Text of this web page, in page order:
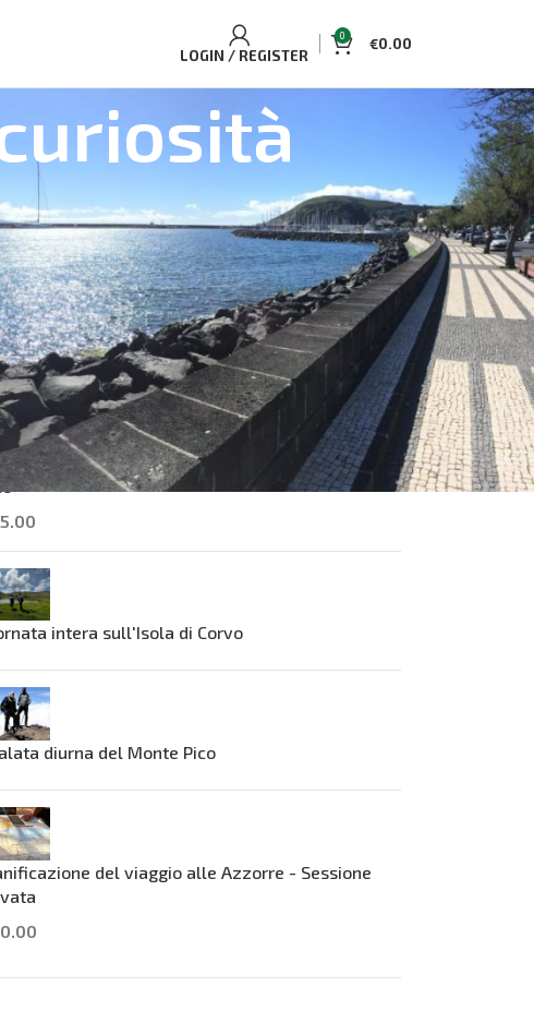
LOGIN / REGISTER
0 €0.00
SELLING TOURS AND ACCOMMODATIONS
Aguaplano Cottage accogliente
Single/Double
di osservazione di balene e delfini sull'Isola di
intera sull'Isola di Corvo
diurna del Monte Pico
del viaggio alle Azzorre - Sessione